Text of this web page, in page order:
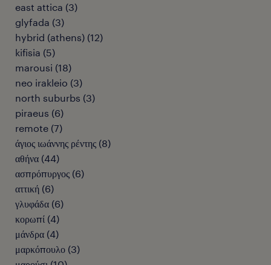
east attica (3)
glyfada (3)
hybrid (athens) (12)
kifisia (5)
marousi (18)
neo irakleio (3)
north suburbs (3)
piraeus (6)
remote (7)
άγιος ιωάννης ρέντης (8)
αθήνα (44)
ασπρόπυργος (6)
αττική (6)
γλυφάδα (6)
κορωπί (4)
μάνδρα (4)
μαρκόπουλο (3)